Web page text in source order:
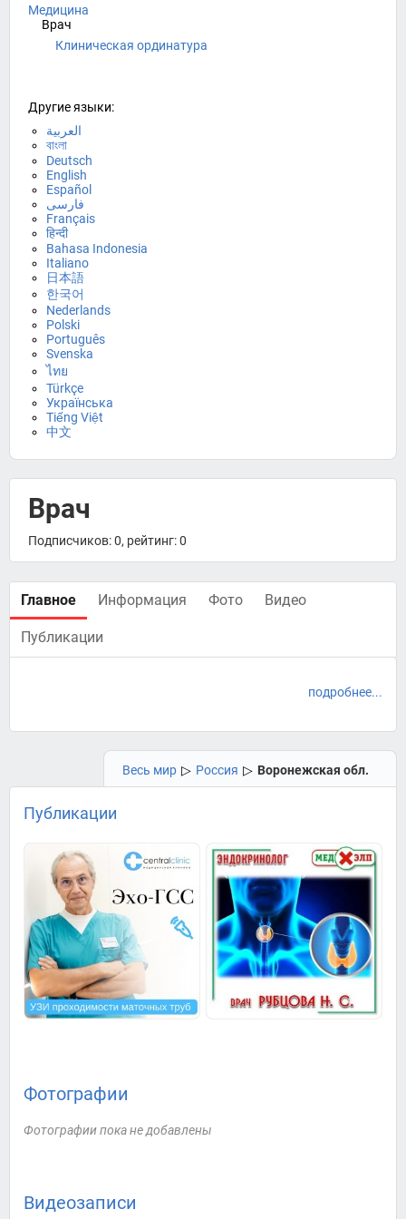
Медицина
Врач
Клиническая ординатура
Другие языки:
العربية
বাংলা
Deutsch
English
Español
فارسی
Français
हिन्दी
Bahasa Indonesia
Italiano
日本語
한국어
Nederlands
Polski
Português
Svenska
ไทย
Türkçe
Українська
Tiếng Việt
中文
Врач
Подписчиков: 0, рейтинг: 0
Главное Информация Фото Видео
Публикации
подробнее...
Весь мир ▷ Россия ▷ Воронежская обл.
Публикации
Фотографии
Фотографии пока не добавлены
Видеозаписи